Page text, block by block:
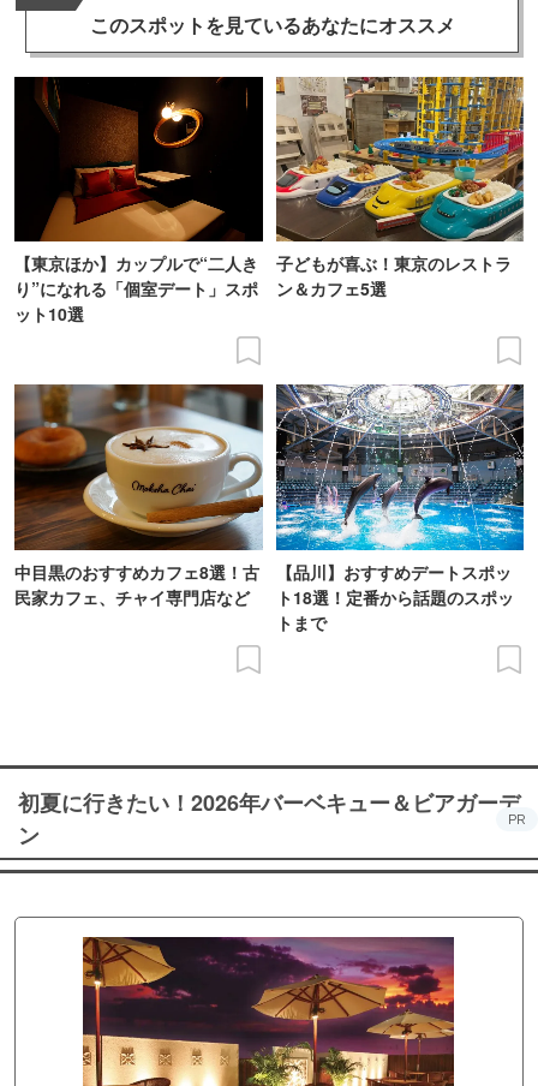
このスポットを見ているあなたにオススメ
【東京ほか】カップルで“二人き
り”になれる「個室デート」スポ
ット10選
子どもが喜ぶ！東京のレストラ
ン＆カフェ5選
中目黒のおすすめカフェ8選！古
民家カフェ、チャイ専門店など
【品川】おすすめデートスポッ
ト18選！定番から話題のスポッ
トまで
初夏に行きたい！2026年バーベキュー＆ビアガーデ
ン
PR